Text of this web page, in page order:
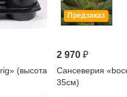
(высота
Предзаказ
2 970 ₽
Сансеверия
35см)